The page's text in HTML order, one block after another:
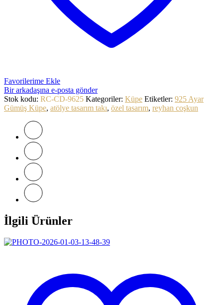
Favorilerime Ekle
Bir arkadaşına e-posta gönder
Stok kodu: RC-CD-9625 Kategoriler: Küpe Etiketler: 925 Ayar
Gümüş Küpe, atölye tasarım takı, özel tasarım, reyhan coşkun
İlgili Ürünler